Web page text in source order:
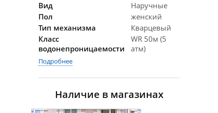
Вид
Наручные
Пол
женский
Тип механизма
Кварцевый
Класс
водонепроницаемости
WR 50м (5
атм)
Подробнее
Наличие в магазинах